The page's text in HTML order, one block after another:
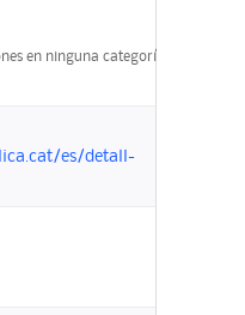
en ninguna categoría
es/detall-